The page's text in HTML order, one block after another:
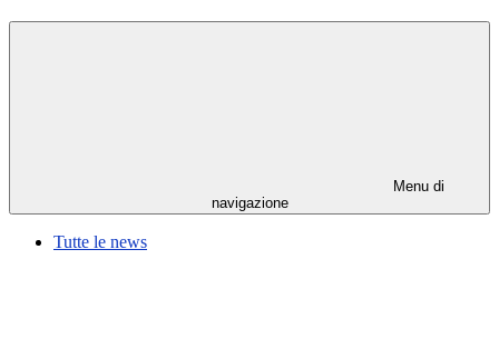
Menu di
navigazione
Tutte le news